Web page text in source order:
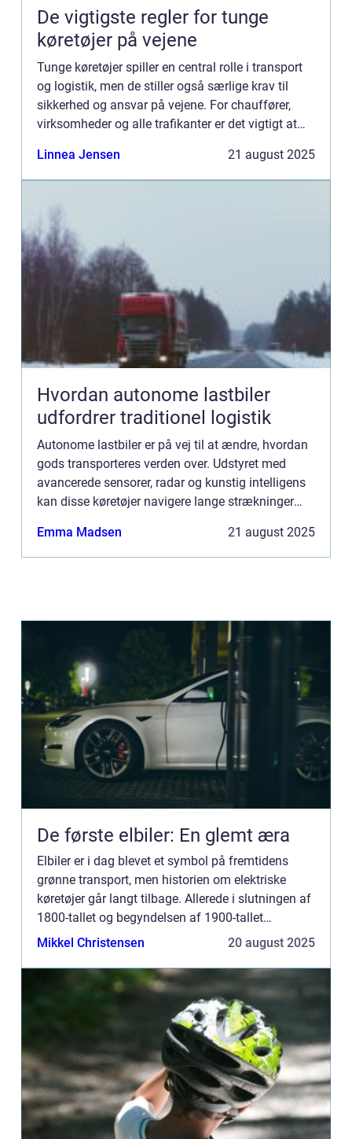
De vigtigste regler for tunge
køretøjer på vejene
Tunge køretøjer spiller en central rolle i transport
og logistik, men de stiller også særlige krav til
sikkerhed og ansvar på vejene. For chauffører,
virksomheder og alle trafikanter er det vigtigt at
Linnea Jensen 21 august 2025
Hvordan autonome lastbiler
udfordrer traditionel logistik
Autonome lastbiler er på vej til at ændre, hvordan
gods transporteres verden over. Udstyret med
avancerede sensorer, radar og kunstig intelligens
kan disse køretøjer navigere lange strækninger
Emma Madsen 21 august 2025
De første elbiler: En glemt æra
Elbiler er i dag blevet et symbol på fremtidens
grønne transport, men historien om elektriske
køretøjer går langt tilbage. Allerede i slutningen af
1800-tallet og begyndelsen af 1900-tallet
eksperimenterede opfindere ...
Mikkel Christensen 20 august 2025